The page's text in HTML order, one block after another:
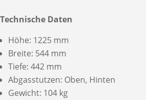
Technische Daten
Höhe: 1225 mm
Breite: 544 mm
Tiefe: 442 mm
Abgasstutzen: Oben, Hinten
Gewicht: 104 kg